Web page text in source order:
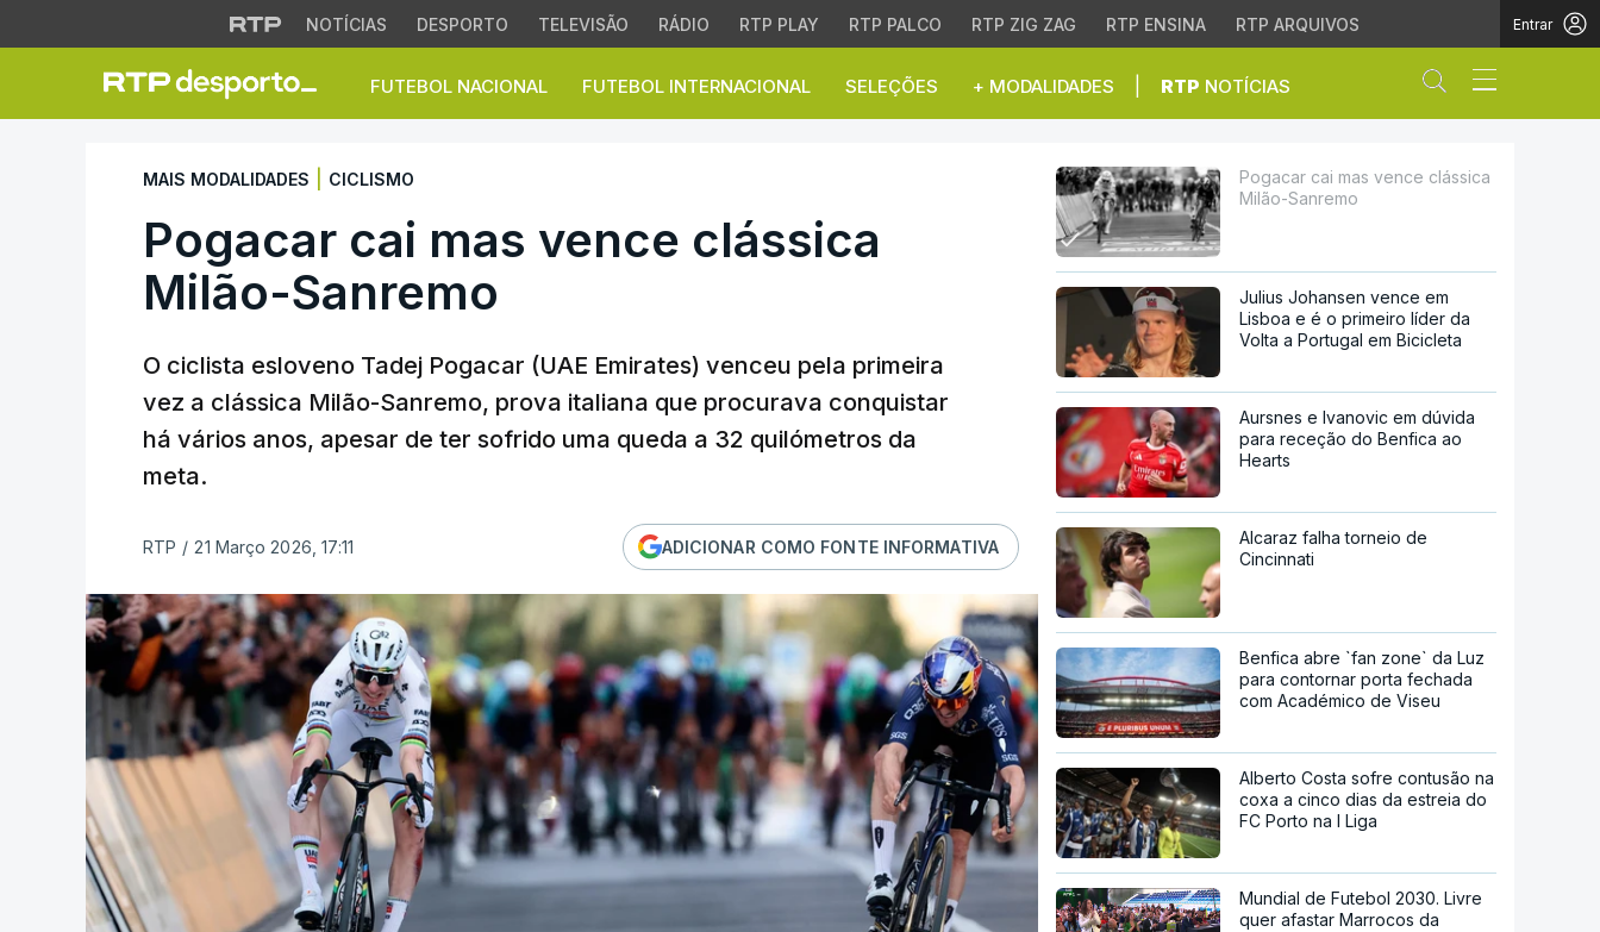
NOTÍCIAS DESPORTO TELEVISÃO RÁDIO RTP PLAY RTP PALCO RTP ZIG ZAG RTP ENSINA RTP ARQUIVOS Entrar
FUTEBOL NACIONAL FUTEBOL INTERNACIONAL SELEÇÕES + MODALIDADES RTP NOTÍCIAS Abrir campo
Pogacar cai mas vence clássica Milão-Sanremo
MAIS MODALIDADES CICLISMO
Pogacar cai mas vence clássica
Milão-Sanremo
O ciclista esloveno Tadej Pogacar (UAE Emirates) venceu pela primeira
vez a clássica Milão-Sanremo, prova italiana que procurava conquistar
há vários anos, apesar de ter sofrido uma queda a 32 quilómetros da
meta.
RTP / 21 Março 2026, 17:11 ADICIONAR COMO FONTE INFORMATIVA
Pogacar cai mas vence clássica
Milão-Sanremo
Julius Johansen vence em
Lisboa e é o primeiro líder da
Volta a Portugal em Bicicleta
Aursnes e Ivanovic em dúvida
para receção do Benfica ao
Hearts
Alcaraz falha torneio de
Cincinnati
Benfica abre `fan zone` da Luz
para contornar porta fechada
com Académico de Viseu
Alberto Costa sofre contusão na
coxa a cinco dias da estreia do
FC Porto na I Liga
Mundial de Futebol 2030. Livre
quer afastar Marrocos da